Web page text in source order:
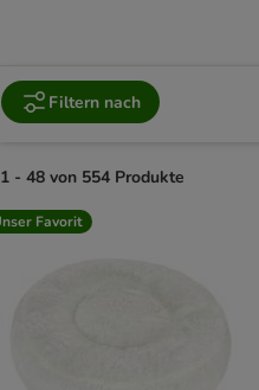
Filtern nach
1 - 48 von 554 Produkte
product items have been changed
Favorit